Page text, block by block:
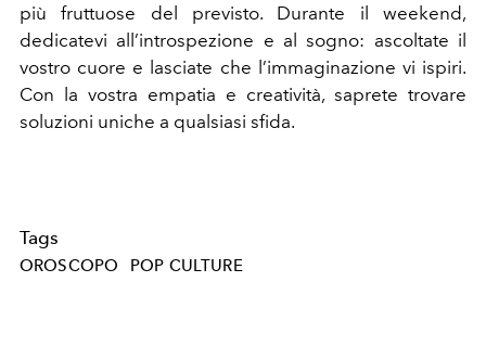
più fruttuose del previsto. Durante il weekend,
dedicatevi all’introspezione e al sogno: ascoltate il
vostro cuore e lasciate che l’immaginazione vi ispiri.
Con la vostra empatia e creatività, saprete trovare
soluzioni uniche a qualsiasi sfida.
Tags
OROSCOPO POP CULTURE